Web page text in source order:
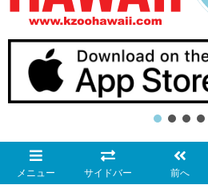
メニュー サイドバー 前へ